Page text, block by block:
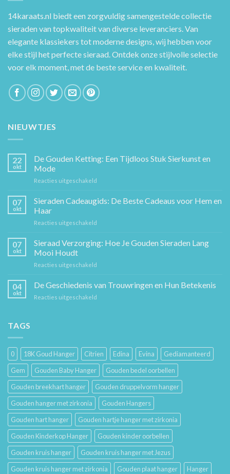
14karaats.nl biedt een zorgvuldig samengestelde collectie
sieraden van topkwaliteit van diverse leveranciers. Van
elegante klassiekers tot moderne designs, wij hebben voor
elke stijl het perfecte sieraad. Ontdek onze stijlvolle selectie
voor elk moment, met de beste service en kwaliteit.
NIEUWTJES
22
okt
De Gouden Ketting: Een Tijdloos Stuk Sierkunst en
Mode
Reacties uitgeschakeld
Gouden
Ketting:
Sierkunst
en
07
okt
Sieraden Cadeaugids: De Beste Cadeaus voor Hem en
Haar
Reacties uitgeschakeld
Cadeaugids:
De
Hem
07
okt
Sieraad Verzorging: Hoe Je Gouden Sieraden Lang
Mooi Houdt
Reacties uitgeschakeld
Verzorging:
Hoe
04
okt
De Geschiedenis van Trouwringen en Hun Betekenis
Reacties uitgeschakeld
Hun
Betekenis
TAGS
0 18K Goud Hanger Citrien Edina Evina
Gediamanteerd
Gem
Gouden Baby Hanger
Gouden bedel oorbellen
Gouden breekhart hanger
Gouden druppelvorm hanger
Gouden hanger met zirkonia
Gouden Hangers
Gouden hart hanger
Gouden hartje hanger met zirkonia
Gouden Kinderkop Hanger
Gouden kinder oorbellen
Gouden kruis hanger
Gouden kruis hanger met Jezus
Gouden kruis hanger met zirkonia
Gouden plaat hanger
Hanger